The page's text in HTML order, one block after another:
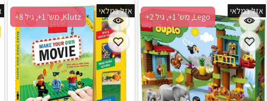
Klutz, מש' 1+, גיל 8+
אזל במלאי
Lego, מש' 1+, גיל 2+
אזל במלאי